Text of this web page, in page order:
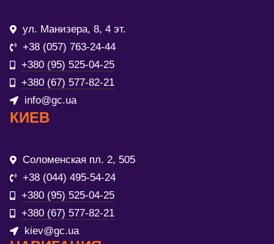
ул. Манизера, 8, 4 эт.
+38 (057) 763-24-44
+380 (95) 525-04-25
+380 (67) 577-82-21
info@gc.ua
КИЕВ
Соломенская пл. 2, 505
+38 (044) 495-54-24
+380 (95) 525-04-25
+380 (67) 577-82-21
kiev@gc.ua